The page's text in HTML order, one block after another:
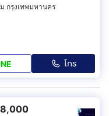
กรุงเทพมหานคร
โทร